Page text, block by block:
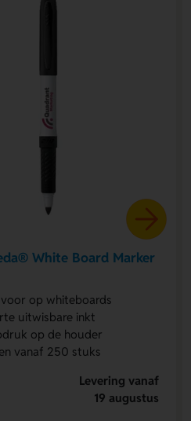
White Board Marker
voor op whiteboards
uitwisbare inkt
op de houder
vanaf 250 stuks
Levering vanaf
19 augustus